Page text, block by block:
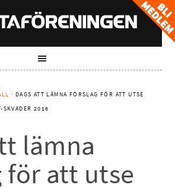
· DAGS ATT LÄMNA FÖRSLAG FÖR ATT UTSE
2016
lämna
att utse